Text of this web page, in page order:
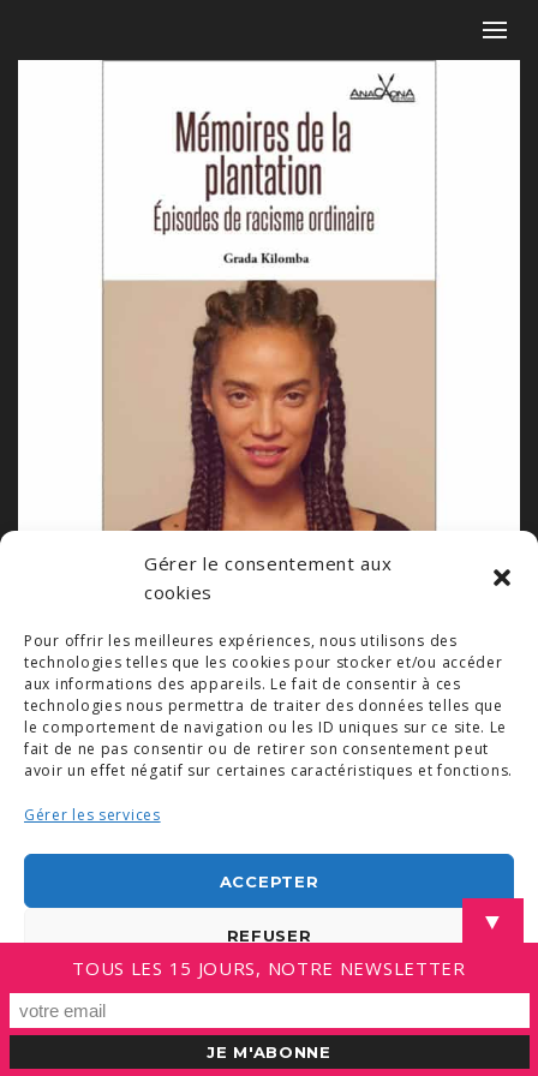
Gérer le consentement aux
cookies
Pour offrir les meilleures expériences, nous utilisons des
technologies telles que les cookies pour stocker et/ou accéder
aux informations des appareils. Le fait de consentir à ces
technologies nous permettra de traiter des données telles que
le comportement de navigation ou les ID uniques sur ce site. Le
fait de ne pas consentir ou de retirer son consentement peut
avoir un effet négatif sur certaines caractéristiques et fonctions.
Gérer les services
ACCEPTER
REFUSER
VOIR LES PRÉFÉRENCES
Politique de cookies
© COPYRIGHT 2019. DEMAIN - MENTIONS LÉGALES
- COPYRIGHTS PHOTOS- POLITIQUE DE COOKIES (UE)
-
CONDITIONS GÉNÉRALES
LINKEDIN
▼
TOUS LES 15 JOURS, NOTRE NEWSLETTER